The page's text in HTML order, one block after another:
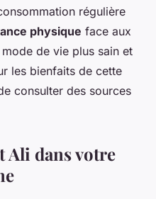
régulière
physique face aux
de vie plus sain et
les bienfaits de cette
consulter des sources
Ali dans votre